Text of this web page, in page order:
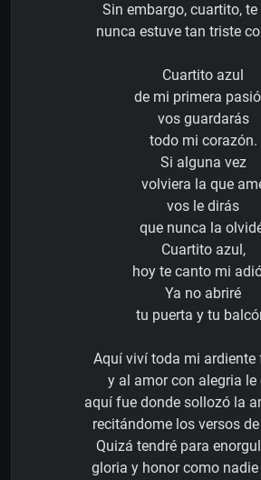
Sin embargo, cuartito, te
nunca estuve tan triste
Cuartito azul
de mi primera
vos guardarás
todo mi corazón.
Si alguna vez
volviera la que
vos le dirás
que nunca la
Cuartito azul,
hoy te canto mi
Ya no abriré
tu puerta y tu
Aquí viví toda mi ardiente
y al amor con alegria le
aquí fue donde sollozó la
recitándome los versos de
Quizá tendré para
gloria y honor como